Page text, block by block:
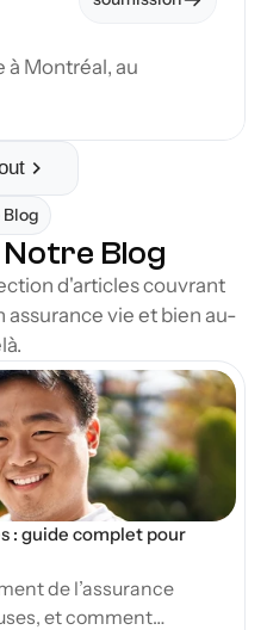
à Montréal, au
Blog
Blog
d'articles couvrant
vie et bien au-
: guide complet pour
de l’assurance
et comment